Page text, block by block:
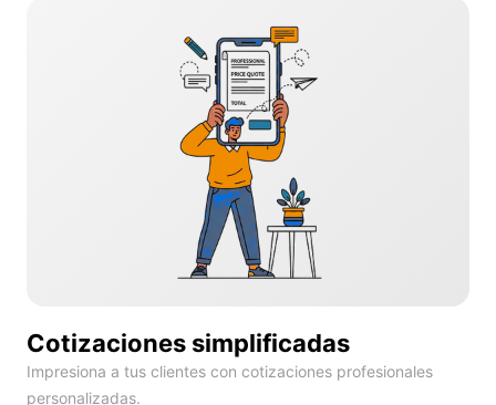
Cotizaciones simplificadas
Impresiona a tus clientes con cotizaciones profesionales
personalizadas.